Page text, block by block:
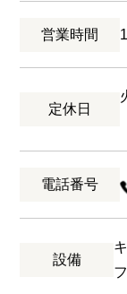
営業時間
定休日
電話番号
設備